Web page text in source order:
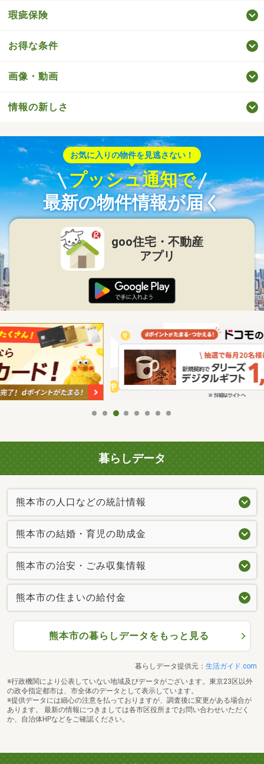
瑕疵保険
お得な条件
画像・動画
情報の新しさ
お気に入りの物件を見逃さない！
プッシュ通知で
最新の物件情報が届く
goo住宅・不動産
アプリ
暮らしデータ
熊本市の人口などの統計情報
熊本市の結婚・育児の助成金
熊本市の治安・ごみ収集情報
熊本市の住まいの給付金
熊本市の暮らしデータをもっと見る
暮らしデータ提供元： 生活ガイド.com
※行政機関により公表していない地域及びデータがございます。東京23区以外
の政令指定都市は、市全体のデータとして表示しています。
※提供データには細心の注意を払っておりますが、調査後に変更がある場合が
あります。 最新の情報につきましては各市区役所までお問い合わせいただく
か、自治体HPなどをご確認ください。